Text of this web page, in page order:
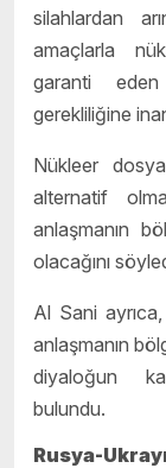
silahlardan
amaçlarla
garanti eden
gerekliliğine
Nükleer
alternatif
anlaşmanın
olacağını
Al Sani
anlaşmanın
diyaloğun
bulundu.
Rusya-